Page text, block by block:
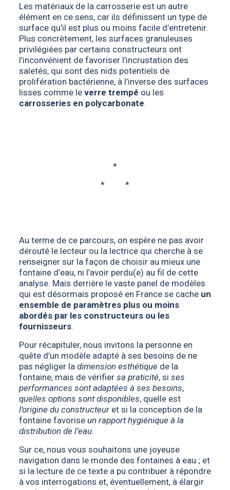
Les matériaux de la carrosserie est un autre
élément en ce sens, car ils définissent un type de
surface qu’il est plus ou moins facile d’entretenir.
Plus concrètement, les surfaces granuleuses
privilégiées par certains constructeurs ont
l’inconvénient de favoriser l’incrustation des
saletés, qui sont des nids potentiels de
prolifération bactérienne, à l’inverse des surfaces
lisses comme le verre trempé ou les
carrosseries en polycarbonate.
*
* *
Au terme de ce parcours, on espère ne pas avoir
dérouté le lecteur ou la lectrice qui cherche à se
renseigner sur la façon de choisir au mieux une
fontaine d’eau, ni l’avoir perdu(e) au fil de cette
analyse. Mais derrière le vaste panel de modèles
qui est désormais proposé en France se cache un
ensemble de paramètres plus ou moins
abordés par les constructeurs ou les
fournisseurs.
Pour récapituler, nous invitons la personne en
quête d’un modèle adapté à ses besoins de ne
pas négliger la dimension esthétique de la
fontaine, mais de vérifier sa praticité, si ses
performances sont adaptées à ses besoins,
quelles options sont disponibles, quelle est
l’origine du constructeuret si la conception de la
fontaine favorise un rapport hygiénique à la
distribution de l’eau.
Sur ce, nous vous souhaitons une joyeuse
navigation dans le monde des fontaines à eau ; et
si la lecture de ce texte a pu contribuer à répondre
à vos interrogations et, éventuellement, à élargir